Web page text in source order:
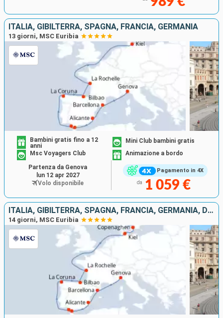
ITALIA, GIBILTERRA, SPAGNA, FRANCIA, GERMANIA
13 giorni, MSC Euribia
Pagamento in 4X
Bambini gratis fino a 12
anni
Mini Club bambini gratis
Msc Voyagers Club
Animazione a bordo
da 1 059 €
Partenza da Genova
lun 12 apr 2027
Volo disponibile
ITALIA, GIBILTERRA, SPAGNA, FRANCIA, GERMANIA, DANIMARCA
14 giorni, MSC Euribia